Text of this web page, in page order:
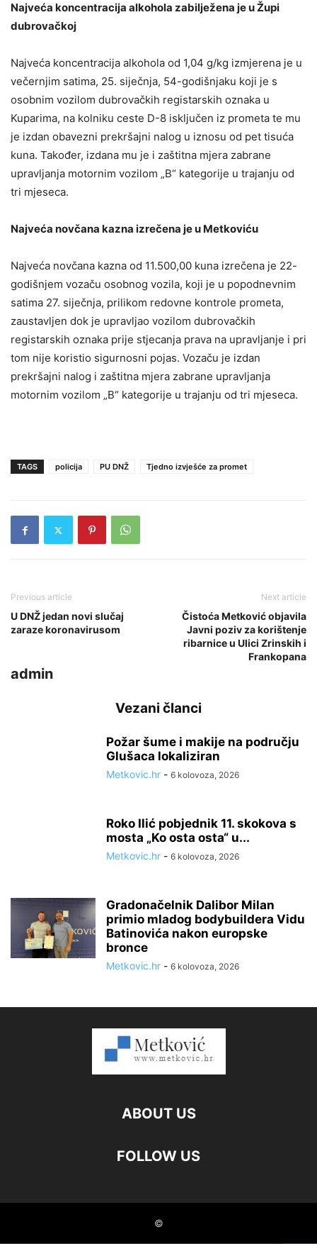
Najveća koncentracija alkohola zabilježena je u Župi
dubrovačkoj
Najveća koncentracija alkohola od 1,04 g/kg izmjerena je u
večernjim satima, 25. siječnja, 54-godišnjaku koji je s
osobnim vozilom dubrovačkih registarskih oznaka u
Kuparima, na kolniku ceste D-8 isključen iz prometa te mu
je izdan obavezni prekršajni nalog u iznosu od pet tisuća
kuna. Također, izdana mu je i zaštitna mjera zabrane
upravljanja motornim vozilom „B“ kategorije u trajanju od
tri mjeseca.
Najveća novčana kazna izrečena je u Metkoviću
Najveća novčana kazna od 11.500,00 kuna izrečena je 22-
godišnjem vozaču osobnog vozila, koji je u popodnevnim
satima 27. siječnja, prilikom redovne kontrole prometa,
zaustavljen dok je upravljao vozilom dubrovačkih
registarskih oznaka prije stjecanja prava na upravljanje i pri
tom nije koristio sigurnosni pojas. Vozaču je izdan
prekršajni nalog i zaštitna mjera zabrane upravljanja
motornim vozilom „B“ kategorije u trajanju od tri mjeseca.
TAGS policija PU DNŽ Tjedno izvješće za promet
Previous article
U DNŽ jedan novi slučaj
zaraze koronavirusom
Next article
Čistoća Metković objavila
Javni poziv za korištenje
ribarnice u Ulici Zrinskih i
Frankopana
admin
Vezani članci
Požar šume i makije na području
Glušaca lokaliziran
Metkovic.hr - 6 kolovoza, 2026
Roko Ilić pobjednik 11. skokova s
mosta „Ko osta osta“ u...
Metkovic.hr - 6 kolovoza, 2026
Gradonačelnik Dalibor Milan
primio mladog bodybuildera Vidu
Batinovića nakon europske
bronce
Metkovic.hr - 6 kolovoza, 2026
ABOUT US
FOLLOW US
©